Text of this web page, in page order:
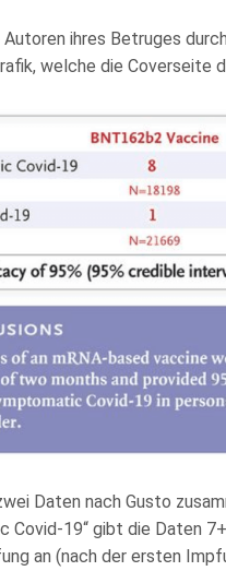
Autoren ihres Betruges
welche die Coverseite
Daten nach Gusto
Covid-19“ gibt die Daten
an (nach der ersten